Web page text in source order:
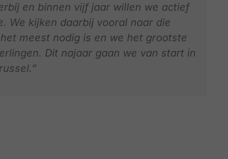
en binnen vijf jaar willen we actief
We kijken daarbij vooral naar die
meest nodig is en we het grootste
Dit najaar gaan we van start in